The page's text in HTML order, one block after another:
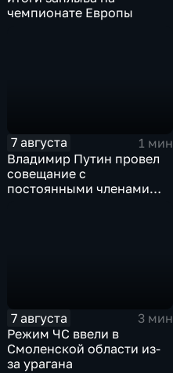
чемпионате Европы
7 августа
1 мин
Владимир Путин провел
совещание с
постоянными членами
7 августа
3 мин
Режим ЧС ввели в
Смоленской области из-
за урагана